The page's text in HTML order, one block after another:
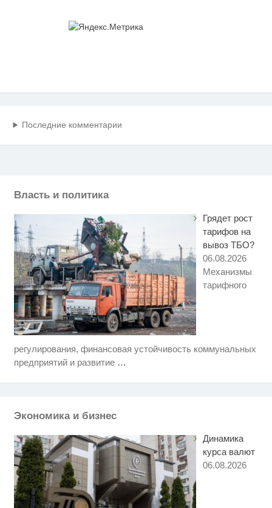
Последние комментарии
Власть и политика
Грядет рост
тарифов на
вывоз ТБО?
06.08.2026
Механизмы
тарифного
регулирования, финансовая устойчивость коммунальных
предприятий и развитие …
Экономика и бизнес
Динамика
курса валют
06.08.2026
i
Этот танец невесты оставит вас
без слов! Пересмотрела 10 раз
Ржу не переставая, это видео
Королева вагона отожгла! Видео